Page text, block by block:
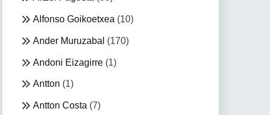
Alfonso Goikoetxea (10)
Ander Muruzabal (170)
Andoni Eizagirre(1)
Antton (1)
Antton Costa (7)